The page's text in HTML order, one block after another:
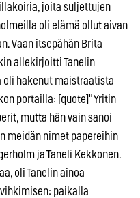
joita suljettujen
oli elämä ollut aivan
Vaan itsepähän Brita
allekirjoitti Tanelin
oli hakenut maistraatista
portailla: [quote]"Yritin
mutta hän vain sanoi
meidän nimet papereihin
ja Taneli Kekkonen.
oli Tanelin ainoa
paikalla